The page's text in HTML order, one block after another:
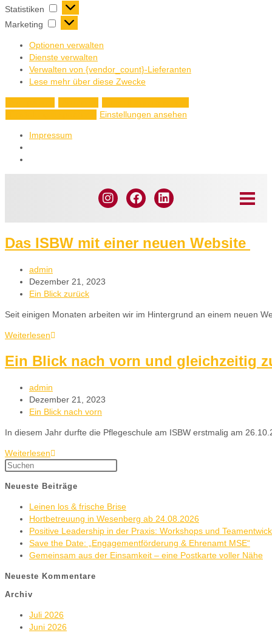
Statistiken
Marketing
Optionen verwalten
Dienste verwalten
Verwalten von {vendor_count}-Lieferanten
Lese mehr über diese Zwecke
Einstellungen ansehen
Impressum
Das ISBW mit einer neuen Website
admin
Dezember 21, 2023
Ein Blick zurück
Seit einigen Monaten arbeiten wir im Hintergrund an einem neuen
Weiterlesen
Ein Blick nach vorn und gleichzeitig
admin
Dezember 21, 2023
Ein Blick nach vorn
In diesem Jahr durfte die Pflegeschule am ISBW erstmalig am
Weiterlesen
Neueste Beiträge
Leinen los & frische Brise
Hortbetreuung in Wesenberg ab 24.08.2026
Positive Leadership in der Praxis: Workshops und
Save the Date: „Engagementförderung & Ehrenamt MSE“
Gemeinsam aus der Einsamkeit – eine Postkarte voller Nähe
Neueste Kommentare
Archiv
Juli 2026
Juni 2026